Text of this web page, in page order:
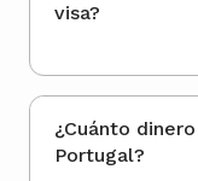
visa?
¿Cuánto
Portugal?